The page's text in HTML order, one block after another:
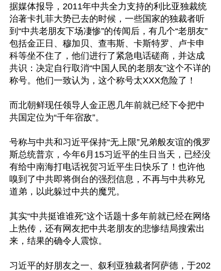
据媒体报导，2011年中共全力支持的利比亚独裁统
治著卡扎菲大势已去的时候，一些国家的独裁者听
到“中共老朋友下场凄惨”的传闻后，有几个“老朋友”
包括金正日、穆加贝、查韦斯、卡斯特罗、卢卡申
科等坐不住了，他们进行了紧急电话磋商，并达成
共识：决定自行取消“中国人民的老朋友”这个不详的
称号。他们一致认为，这个称号太XXX危险了！
而北朝鲜现任领导人金正恩几年前就已经下令把中
共国定位为“千年宿敌”。
号称与中共和习近平保持“无上限”兄弟般友谊的俄罗
斯总统普京，今年6月15习近平的生日当天，已经没
有给中南海打电话祝贺习近平生日快乐了！也许他
嗅到了中共即将倒台的强烈信息，不再与中共称兄
道弟，以此躲过中共的魔咒。
其实“中共挺谁谁死”这个话题十多年前就已经在网络
上热传，还有网友把中共老朋友的悲惨结局搜索出
来，结果的确令人震惊。
习近平的好朋友之一、叙利亚独裁者阿萨德，于202